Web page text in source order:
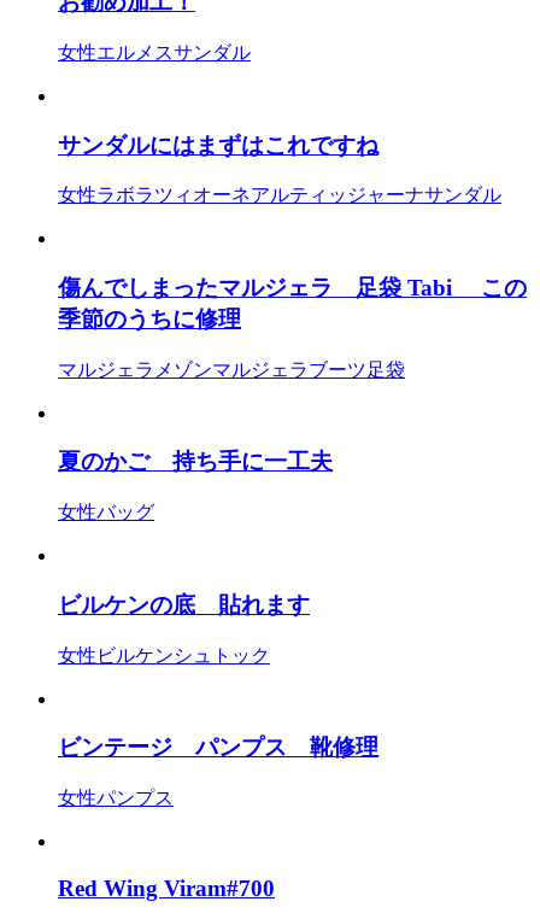
女性エルメスサンダル
サンダルにはまずはこれですね
女性ラボラツィオーネアルティッジャーナサンダル
傷んでしまったマルジェラ 足袋 Tabi この
季節のうちに修理
マルジェラ メゾンマルジェラブーツ足袋
夏のかご 持ち手に一工夫
女性バッグ
ビルケンの底 貼れます
女性 ビルケンシュトック
ビンテージ パンプス 靴修理
女性パンプス
Red Wing Viram#700